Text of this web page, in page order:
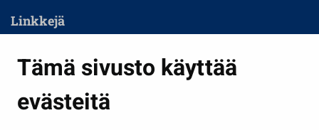
Tämä sivusto käyttää
evästeitä
Linkkejä
Kasvatus ja opetus
Kulttuuri ja liikunta